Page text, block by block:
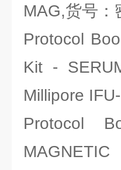
MAG,货号：
Protocol
Kit -
Millipore
Protocol